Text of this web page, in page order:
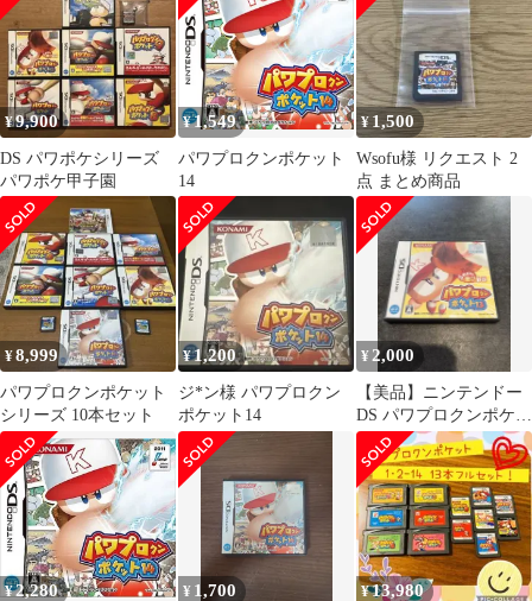
¥9,900
DS パワポケシリーズ
パワポケ甲子園
¥1,549
パワプロクンポケット
14
¥ 1,500
Wsofu様 リクエスト 2
点 まとめ商品
¥8,999
パワプロクンポケット
シリーズ 10本セット
¥1,200
ジ*ン様 パワプロクン
ポケット14
¥2,000
【美品】ニンテンドー
DS パワプロクンポケッ
ト13
¥2,280 ¥ 1,700 ¥13,980